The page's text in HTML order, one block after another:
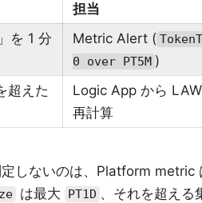
担当
を 1 分
Metric Alert (
0 over PT5M )
超えた
Logic App から
再計算
しないのは、Platform metric
は最大 PT1D 、それを超える